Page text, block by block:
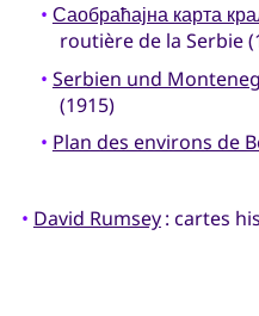
• Саобраћајна карта
routière de la Serbie
• Serbien und
(1915)
• Plan des environs de
• David Rumsey: cartes